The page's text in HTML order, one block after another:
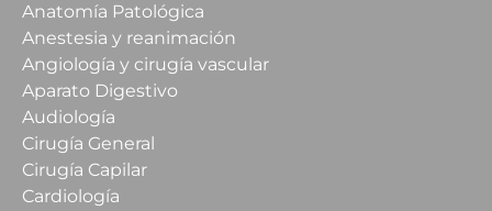
Anatomía Patológica
Anestesia y reanimación
Angiología y cirugía vascular
Aparato Digestivo
Audiología
Cirugía General
Cirugía Capilar
Cardiología